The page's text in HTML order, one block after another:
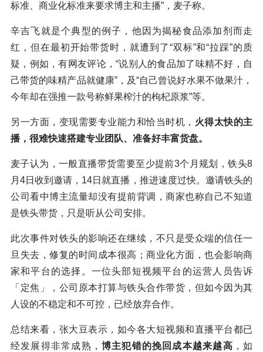
标准、商业化标准来要求博主和主播”，麦子称。
辛吉飞就是个典型的例子，他因为揭秘食品添加剂而走
红，但在最初开始带货时，就遭到了“双标”和“拉踩”的质
疑，例如，有网友评论，“说别人的食品加了味精不好，自
己带货的味精产品就健康”，及“自己曾说好水果不做果汁，
今年却在强推一款号称鲜果榨汁的枸杞原浆”等。
另一方面，变现需要专业能力和恰当时机， 火得太快的主
播，很难快速搭建专业团队、准备好丰富货盘。
麦子认为，一般直播带货需要至少提前3个月规划，铁头8
月4日收到邀请，14日就直播，推进速度过快。邀请铁头的
公司看中博主流量却没有提前背调，商家也称自己不知道
是铁头带货，只是听从公司安排。
此次事件对铁头的影响还在继续，不只是受众端的信任一
旦失去，修复的时间成本很高；商业化方面，也会影响商
家和平台的选择。一位头部短视频平台的运营人员告诉
「定焦」，公司原本打算与铁头合作带货，但如今因为其
人设的不稳定和不可控，已经放弃合作。
总结来看，张大豆表示，如今各大短视频和直播平台都已
经发展得非常成熟， 博主犯错的挽回成本越来越高 ，如